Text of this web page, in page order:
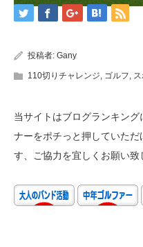
投稿者: Gany
110切りチャレンジ ゴルフ
当サイトはブログランキン
ナーをポチっと押していた
す、ご協力を宜しくお願い致